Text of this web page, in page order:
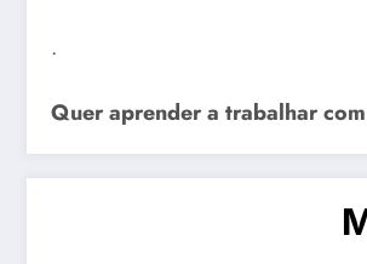
.
Quer aprender a trabalhar